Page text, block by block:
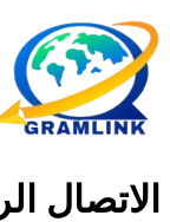
الاتصال